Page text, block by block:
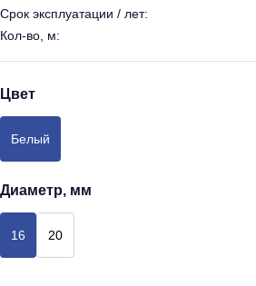
Срок эксплуатации / лет:
Кол-во, м:
Цвет
Белый
Диаметр, мм
16 20